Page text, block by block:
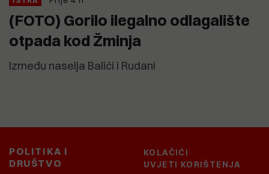
(FOTO) Gorilo ilegalno odlagalište
otpada kod Žminja
Između naselja Balići i Rudani
POLITIKA I
DRUŠTVO
KOLAČIĆI
UVJETI KORIŠTENJA